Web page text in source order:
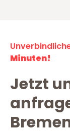
Minuten!
Jetzt